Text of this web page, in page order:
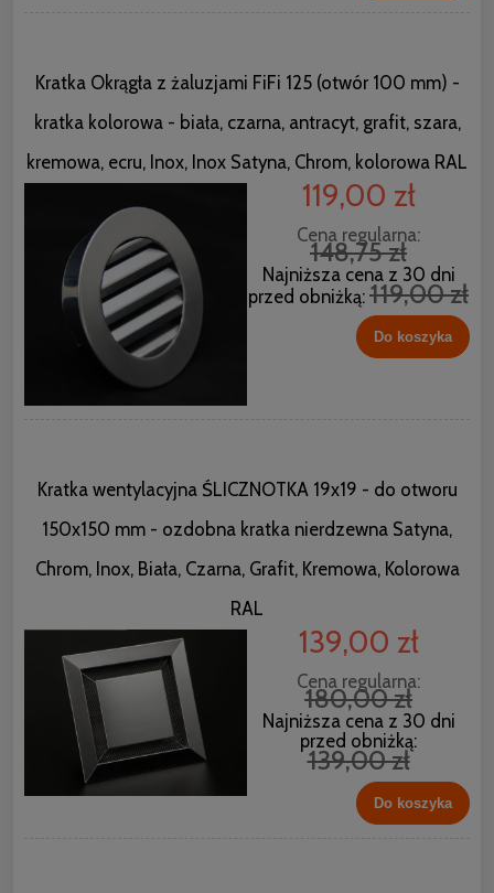
Kratka Okrągła z żaluzjami FiFi 125 (otwór 100 mm) -
kratka kolorowa - biała, czarna, antracyt, grafit, szara,
kremowa, ecru, Inox, Inox Satyna, Chrom, kolorowa RAL
119,00 zł
Cena regularna:
148,75 zł
Najniższa cena z 30 dni
przed obniżką: 119,00 zł
Do koszyka
Kratka wentylacyjna ŚLICZNOTKA 19x19 - do otworu
150x150 mm - ozdobna kratka nierdzewna Satyna,
Chrom, Inox, Biała, Czarna, Grafit, Kremowa, Kolorowa
RAL
139,00 zł
Cena regularna:
180,00 zł
Najniższa cena z 30 dni
przed obniżką:
139,00 zł
Do koszyka